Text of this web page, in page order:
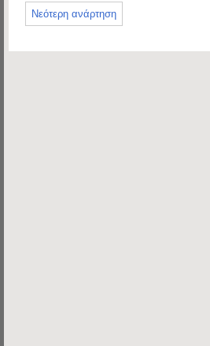
Νεότερη ανάρτηση